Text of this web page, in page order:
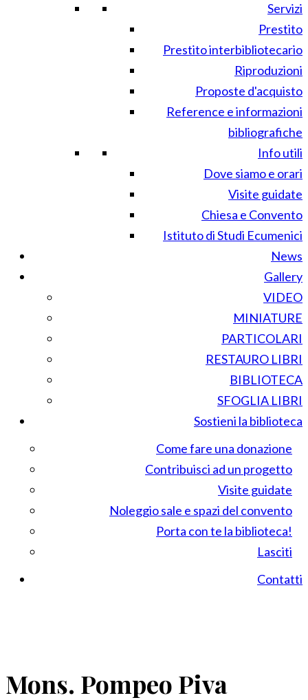
Servizi
Prestito
Prestito interbibliotecario
Riproduzioni
Proposte d'acquisto
Reference e informazioni
bibliografiche
Info utili
Dove siamo e orari
Visite guidate
Chiesa e Convento
Istituto di Studi Ecumenici
News
Gallery
VIDEO
MINIATURE
PARTICOLARI
RESTAURO LIBRI
BIBLIOTECA
SFOGLIA LIBRI
Sostieni la biblioteca
Come fare una donazione
Contribuisci ad un progetto
Visite guidate
Noleggio sale e spazi del convento
Porta con te la biblioteca!
Lasciti
Contatti
Mons. Pompeo Piva